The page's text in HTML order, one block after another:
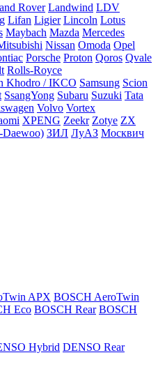
Rover Landwind LDV
Lifan Ligier Lincoln Lotus
Maybach Mazda Mercedes
Nissan Omoda Opel
Porsche Proton Qoros Qvale
Rolls-Royce
Khodro / IKCO Samsung Scion
SsangYong Subaru Suzuki Tata
Volvo Vortex
XPENG Zeekr Zotye ZX
ЗИЛ ЛуАЗ Москвич
APX BOSCH AeroTwin
Eco BOSCH Rear BOSCH
Hybrid DENSO Rear